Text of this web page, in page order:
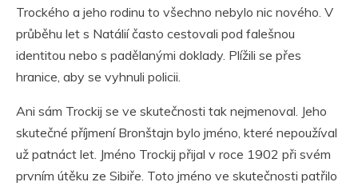
Trockého a jeho rodinu to všechno nebylo nic nového. V
průběhu let s Natálií často cestovali pod falešnou
identitou nebo s padělanými doklady. Plížili se přes
hranice, aby se vyhnuli policii.
Ani sám Trockij se ve skutečnosti tak nejmenoval. Jeho
skutečné příjmení Bronštajn bylo jméno, které nepoužíval
už patnáct let. Jméno Trockij přijal v roce 1902 při svém
prvním útěku ze Sibiře. Toto jméno ve skutečnosti patřilo